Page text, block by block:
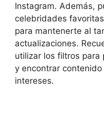
Instagram. Además,
celebridades
para‌ mantenerte ‌al
actualizaciones.
⁣utilizar los filtros para
y encontrar​
intereses.